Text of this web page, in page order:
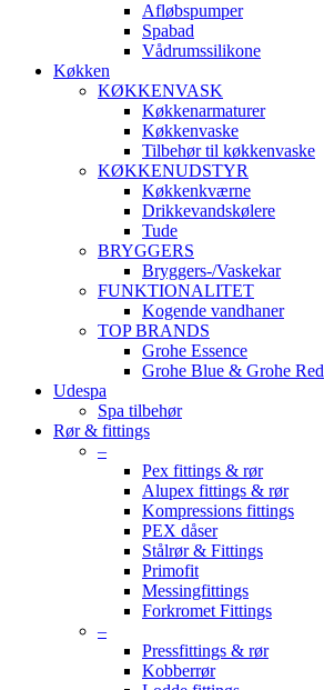
Afløbspumper
Spabad
Vådrumssilikone
Køkken
KØKKENVASK
Køkkenarmaturer
Køkkenvaske
Tilbehør til køkkenvaske
KØKKENUDSTYR
Køkkenkværne
Drikkevandskølere
Tude
BRYGGERS
Bryggers-/Vaskekar
FUNKTIONALITET
Kogende vandhaner
TOP BRANDS
Grohe Essence
Grohe Blue & Grohe Red
Udespa
Spa tilbehør
Rør & fittings
–
Pex fittings & rør
Alupex fittings & rør
Kompressions fittings
PEX dåser
Stålrør & Fittings
Primofit
Messingfittings
Forkromet Fittings
–
Pressfittings & rør
Kobberrør